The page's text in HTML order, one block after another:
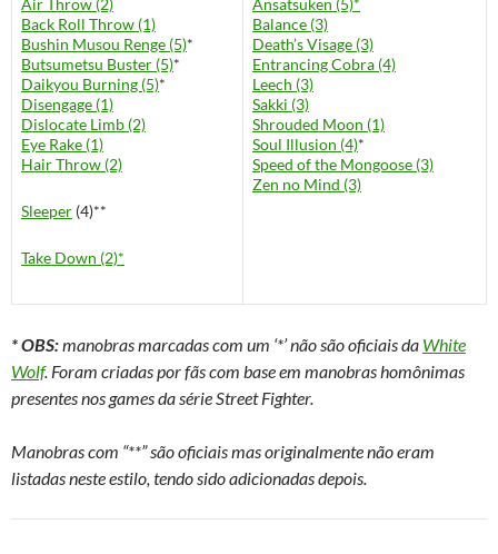
Back Roll Throw (1)
Bushin Musou Renge (5)*
Butsumetsu Buster (5)*
Daikyou Burning (5)*
Disengage (1)
Dislocate Limb (2)
Eye Rake (1)
Hair Throw (2)
Sleeper (4)**
Take Down (2)*
Balance (3)
Death’s Visage (3)
Entrancing Cobra (4)
Leech (3)
Sakki (3)
Shrouded Moon (1)
Soul Illusion (4)*
Speed of the Mongoose (3)
Zen no Mind (3)
* OBS:manobras marcadas com um ‘*’ não são oficiais da White
Wolf. Foram criadas por fãs com base em manobras homônimas
presentes nos games da série Street Fighter.
Manobras com “**” são oficiais mas originalmente não eram
listadas neste estilo, tendo sido adicionadas depois.